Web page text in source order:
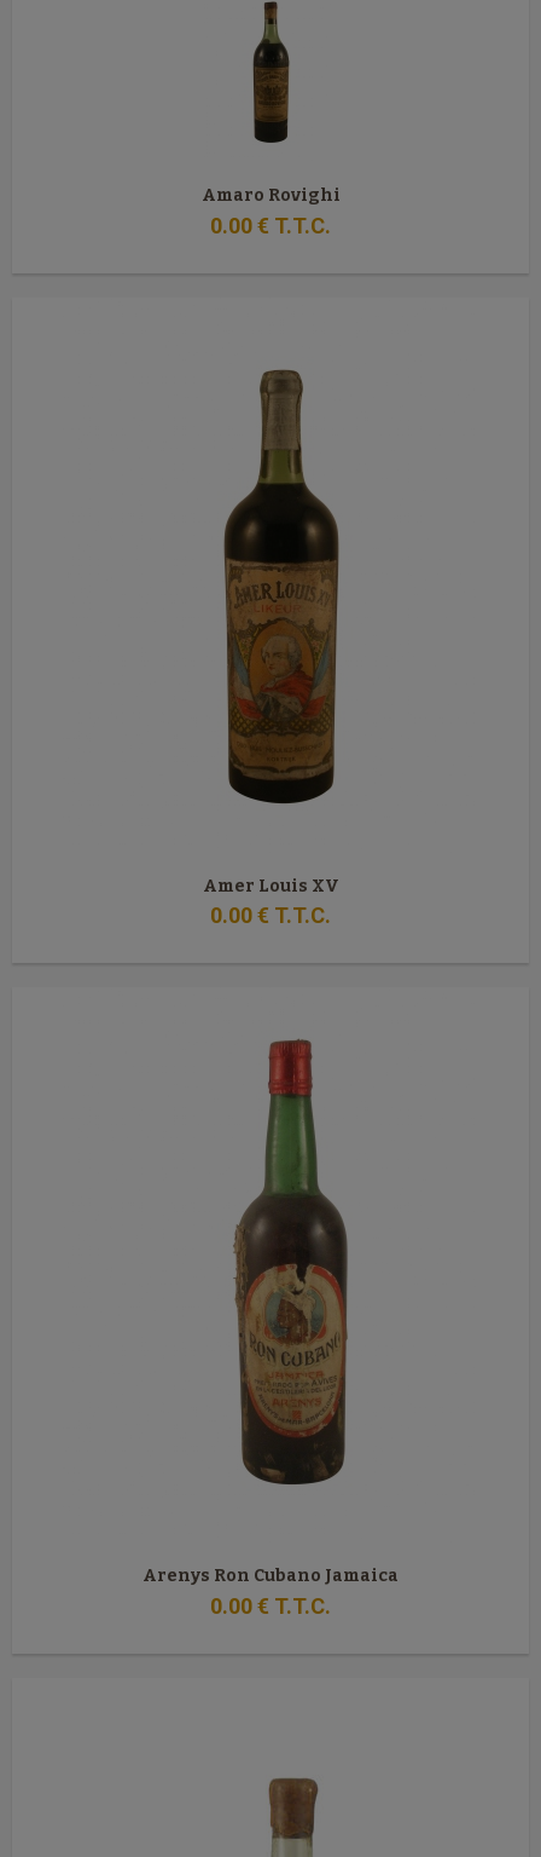
Amaro Rovighi
0.00€ T.T.C.
Amer Louis XV
0.00€ T.T.C.
Arenys Ron Cubano Jamaica
0.00€ T.T.C.